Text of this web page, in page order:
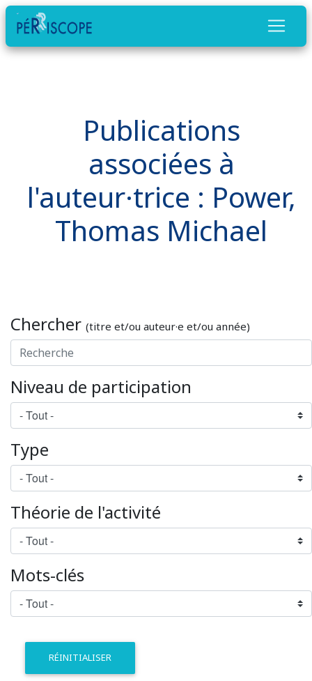
Publications
associées à
l'auteur·trice : Power,
Thomas Michael
Chercher (titre et/ou auteur·e et/ou année)
Niveau de participation
Type
Théorie de l'activité
Mots-clés
RÉINITIALISER